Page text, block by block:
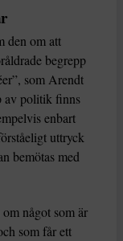
den om att
begrepp
som Arendt
av politik finns
enbart
uttryck
bemötas med
något som är
som får ett